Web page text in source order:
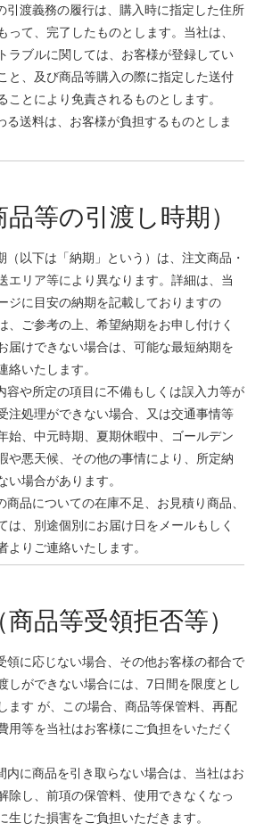
引渡義務の履行は、購入時に指定した住所
って、完了したものとします。当社は、
ラブルに関しては、お客様が登録してい
と、及び商品等購入の際に指定した送付
ことにより免責されるものとします。
る送料は、お客様が負担するものとしま
等の引渡し時期）
（以下は「納期」という）は、注文商品・
エリア等により異なります。詳細は、当
ジに目安の納期を記載しておりますの
、ご参考の上、希望納期をお申し付けく
届けできない場合は、可能な最短納期を
いたします。
容や所定の項目に不備もしくは誤入力等が
注処理ができない場合、又は交通事情等
始、中元時期、夏期休暇中、ゴールデン
や悪天候、その他の事情により、所定納
場合があります。
品についての在庫不足、お見積り商品、
は、別途個別にお届け日をメールもしく
よりご連絡いたします。
品等受領拒否等）
領に応じない場合、その他お客様の都合で
しができない場合には、7日間を限度とし
ます が、この場合、商品等保管料、再配
用等を当社はお客様にご負担をいただく
内に商品を引き取らない場合は、当社はお
除し、前項の保管料、使用できなくなっ
生じた損害をご負担いただきます。